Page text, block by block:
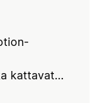
kattavat